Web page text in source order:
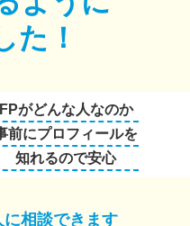
た！
FPがどんな人なのか
前にプロフィールを
知れるので安心
相談できます